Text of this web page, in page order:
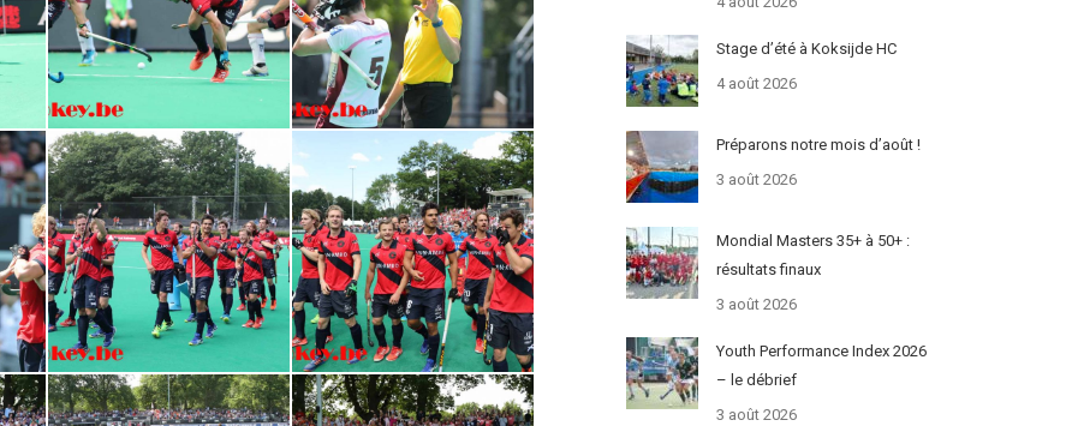
Stage d’été à Koksijde HC
4 août 2026
Préparons notre mois d’août !
3 août 2026
Mondial Masters 35+ à 50+ :
résultats finaux
3 août 2026
Youth Performance Index 2026
– le débrief
3 août 2026